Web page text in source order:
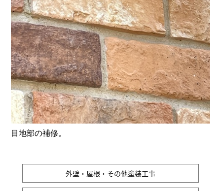
目地部の補修。
外壁・屋根・その他塗装工事